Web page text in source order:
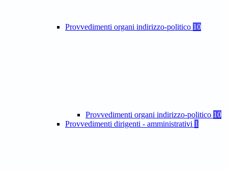
Provvedimenti organi indirizzo-politico 10
Provvedimenti organi indirizzo-politico 10
Provvedimenti dirigenti - amministrativi 1